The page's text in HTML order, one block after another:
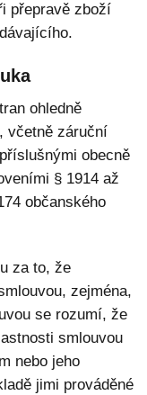
přepravě zboží
ohledně
včetně záruční
obecně
§ 1914 až
občanského
za to, že
zejména,
se rozumí, že
smlouvou
nebo jeho
jimi prováděné